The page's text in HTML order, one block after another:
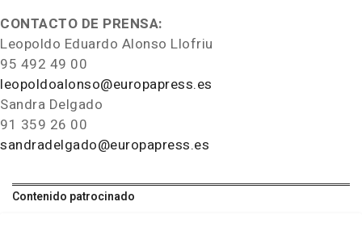
CONTACTO DE PRENSA:
Leopoldo Eduardo Alonso Llofriu
95 492 49 00
leopoldoalonso@europapress.es
Sandra Delgado
91 359 26 00
sandradelgado@europapress.es
Contenido patrocinado